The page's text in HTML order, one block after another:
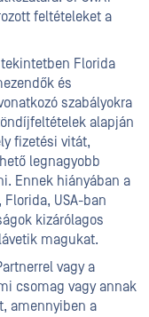
feltételeket a
Florida
és
szabályokra
alapján
fizetési vitát,
legnagyobb
Ennek hiányában a
USA-ban
kizárólagos
magukat.
vagy a
csomag vagy annak
amennyiben a